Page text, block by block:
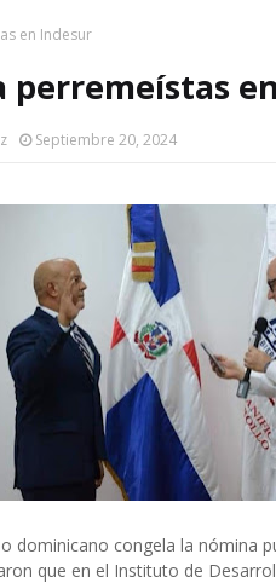
en Indesur
perremeístas
Septiembre 20, 2024
dominicano congela la nómina
que en el Instituto de